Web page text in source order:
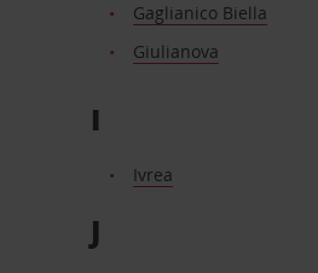
Gaglianico Biella
Giulianova
I
Ivrea
J